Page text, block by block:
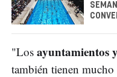
"Los ayuntamientos
también tienen